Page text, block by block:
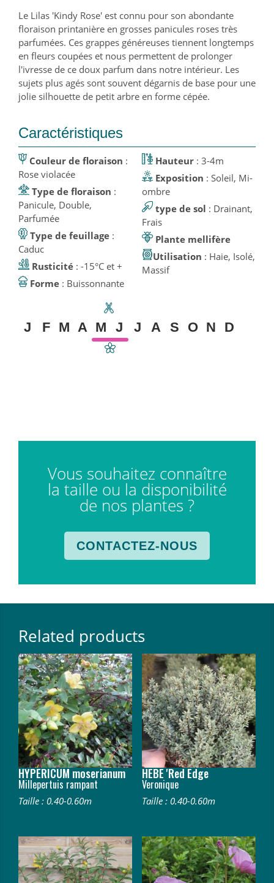
Le Lilas 'Kindy Rose' est connu pour son abondante
floraison printanière en grosses panicules roses très
parfumées. Ces grappes généreuses tiennent longtemps
en fleurs coupées et nous permettent de prolonger
l'ivresse de ce doux parfum dans notre intérieur. Les
sujets plus agés sont souvent dégarnis de base pour une
jolie silhouette de petit arbre en forme cépée.
Caractéristiques
Couleur de floraison :
Rose violacée
Type de floraison :
Panicule, Double,
Parfumée
Type de feuillage :
Caduc
Rusticité : -15°C et +
Forme
: Buissonnante
Hauteur: 3-4m
Exposition : Soleil, Mi-
ombre
type de sol : Drainant,
Frais
Plante mellifère
Utilisation : Haie, Isolé,
Massif
J F M A M J J A S O N D
Vous souhaitez connaître
la taille ou la disponibilité
de nos plantes ?
CONTACTEZ-NOUS
Related products
HYPERICUM moserianum
Millepertuis rampant
Taille : 0.40-0.60m
HEBE 'Red Edge
Veronique
Taille : 0.40-0.60m